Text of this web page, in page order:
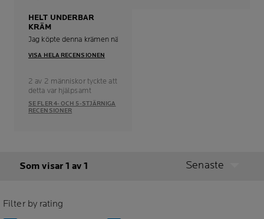
HELT UNDERBAR
KRÄM
Jag köpte denna krämen när jag började ta isotretionin, huden blev
VISA HELA RECENSIONEN
2 av 2 människor tyckte att
detta var hjälpsamt
SE FLER 4- OCH 5-STJÄRNIGA
RECENSIONER
Som visar 1 av 1 Senaste
Filter by rating